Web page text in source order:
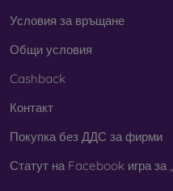
Условия за връщане
Общи условия
Cashback
Контакт
Покупка без ДДС за фирми
Статут на Facebook игра за